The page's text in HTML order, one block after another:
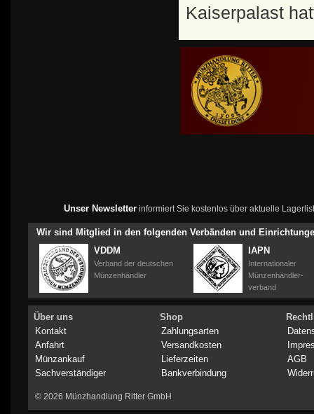
Kaiserpalast
Unser Newsletterinformiert Sie kostenlos über aktuelle
Wir sind Mitglied in den folgenden Verbänden und
VDDM
Verband der deutschen
Münzenhändler
IAPN
Internationaler
Münzenhändler-
verband
Über uns
Kontakt
Anfahrt
Münzankauf
Sachverständiger
Shop
Zahlungsarten
Versandkosten
Lieferzeiten
Bankverbindung
AGB
© 2026 Münzhandlung Ritter GmbH